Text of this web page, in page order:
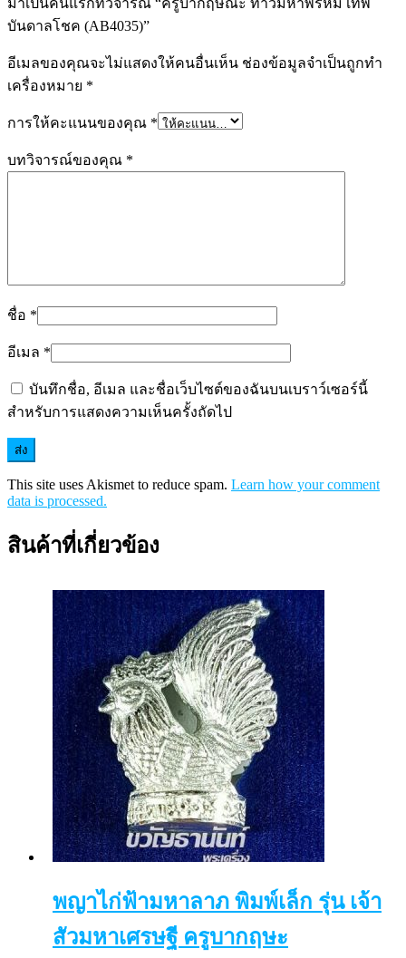
มาเป็นคนแรกที่วิจารณ์ “ครูบากฤษณะ ท้าวมหาพรหม เทพ
บันดาลโชค (AB4035)”
อีเมลของคุณจะไม่แสดงให้คนอื่นเห็น ช่องข้อมูลจำเป็นถูกทำ
เครื่องหมาย *
การให้คะแนนของคุณ *
บทวิจารณ์ของคุณ *
ชื่อ *
อีเมล *
บันทึกชื่อ, อีเมล และชื่อเว็บไซต์ของฉันบนเบราว์เซอร์นี้
สำหรับการแสดงความเห็นครั้งถัดไป
This site uses Akismet to reduce spam. Learn how your comment
data is processed.
สินค้าที่เกี่ยวข้อง
พญาไก่ฟ้ามหาลาภ พิมพ์เล็ก รุ่น เจ้า
สัวมหาเศรษฐี ครูบากฤษะ